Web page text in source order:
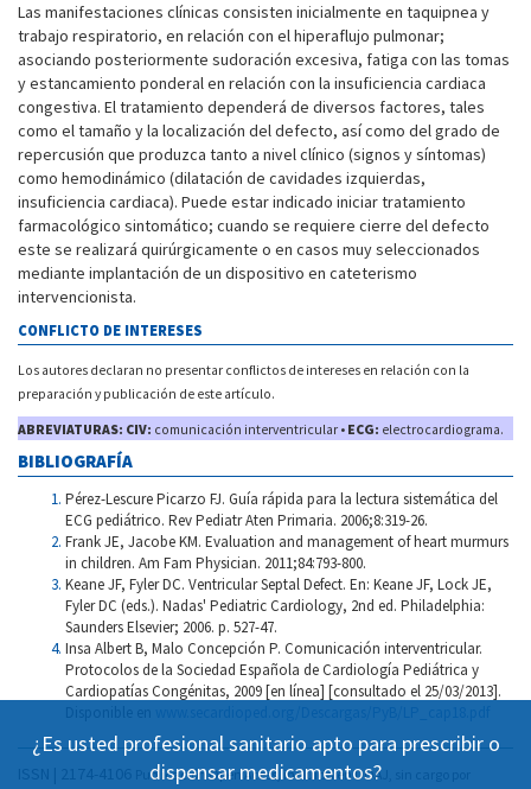
Las manifestaciones clínicas consisten inicialmente en taquipnea y
trabajo respiratorio, en relación con el hiperaflujo pulmonar;
asociando posteriormente sudoración excesiva, fatiga con las tomas
y estancamiento ponderal en relación con la insuficiencia cardiaca
congestiva. El tratamiento dependerá de diversos factores, tales
como el tamaño y la localización del defecto, así como del grado de
repercusión que produzca tanto a nivel clínico (signos y síntomas)
como hemodinámico (dilatación de cavidades izquierdas,
insuficiencia cardiaca). Puede estar indicado iniciar tratamiento
farmacológico sintomático; cuando se requiere cierre del defecto
este se realizará quirúrgicamente o en casos muy seleccionados
mediante implantación de un dispositivo en cateterismo
intervencionista.
CONFLICTO DE INTERESES
Los autores declaran no presentar conflictos de intereses en relación con la
preparación y publicación de este artículo.
ABREVIATURAS: CIV: comunicación interventricular • ECG: electrocardiograma.
BIBLIOGRAFÍA
Pérez-Lescure Picarzo FJ. Guía rápida para la lectura sistemática del
ECG pediátrico. Rev Pediatr Aten Primaria. 2006;8:319-26.
Frank JE, Jacobe KM. Evaluation and management of heart murmurs
in children. Am Fam Physician. 2011;84:793-800.
Keane JF, Fyler DC. Ventricular Septal Defect. En: Keane JF, Lock JE,
Fyler DC (eds.). Nadas' Pediatric Cardiology, 2nd ed. Philadelphia:
Saunders Elsevier; 2006. p. 527-47.
Insa Albert B, Malo Concepción P. Comunicación interventricular.
Protocolos de la Sociedad Española de Cardiología Pediátrica y
Cardiopatías Congénitas, 2009 [en línea] [consultado el 25/03/2013].
¿Es usted profesional sanitario apto para prescribir o
dispensar medicamentos?
Publicación Open Acess, incluida en DOAJ, sin cargo por